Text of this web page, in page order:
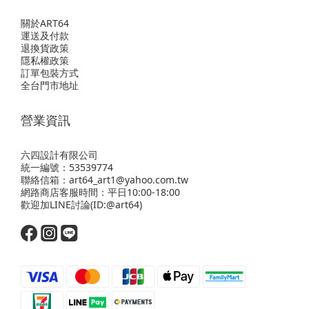
關於ART64
運送及付款
退換貨政策
隱私權政策
訂單包裝方式
全台門市地址
營業資訊
六四設計有限公司
統一編號：53539774
聯絡信箱：art64_art1@yahoo.com.tw
網路商店客服時間：平日10:00-18:00
歡迎加LINE討論(ID:@art64)